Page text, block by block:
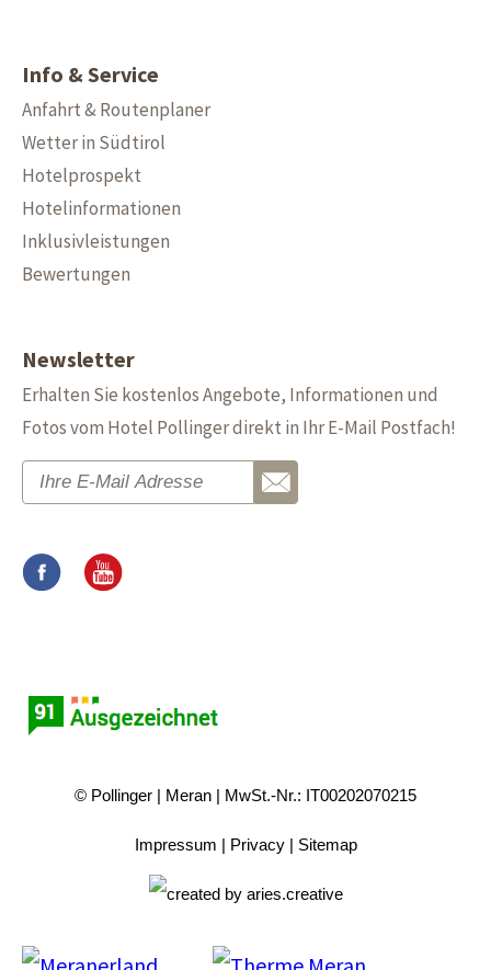
Info & Service
Anfahrt & Routenplaner
Wetter in Südtirol
Hotelprospekt
Hotelinformationen
Inklusivleistungen
Bewertungen
Newsletter
Erhalten Sie kostenlos Angebote, Informationen und
Fotos vom Hotel Pollinger direkt in Ihr E-Mail Postfach!
© Pollinger Meran MwSt.-Nr.: IT00202070215
Impressum Privacy Sitemap